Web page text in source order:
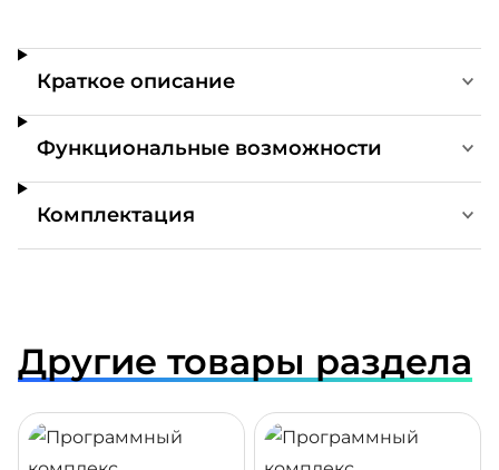
Краткое описание
Функциональные возможности
Комплектация
Другие товары раздела
ПОДРОБНЕЕ